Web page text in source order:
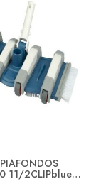
11/2CLIPblue